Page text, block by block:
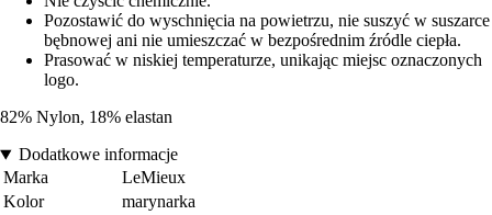
Pozostawić do wyschnięcia na powietrzu, nie suszyć w suszarce
bębnowej ani nie umieszczać w bezpośrednim źródle ciepła.
Prasować w niskiej temperaturze, unikając miejsc oznaczonych
logo.
82% Nylon, 18% elastan
Dodatkowe informacje
Marka
LeMieux
Kolor
marynarka